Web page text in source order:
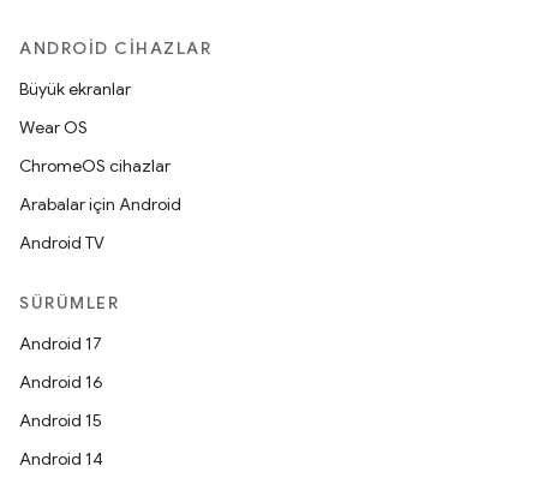
ANDROID CIHAZLAR
Büyük ekranlar
Wear OS
ChromeOS cihazlar
Arabalar için Android
Android TV
SÜRÜMLER
Android 17
Android 16
Android 15
Android 14